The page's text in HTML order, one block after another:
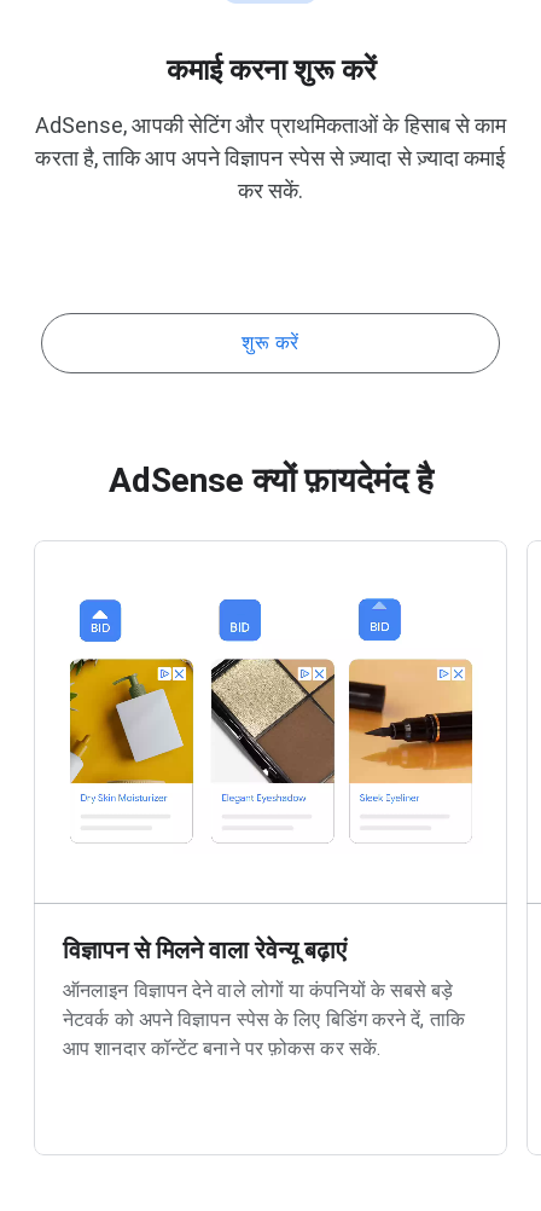
कमाई करना शुरू करें
AdSense, आपकी सेटिंग और प्राथमिकताओं के हिसाब से काम
करता है, ताकि आप अपने विज्ञापन स्पेस से ज़्यादा से ज़्यादा कमाई
कर सकें.
शुरू करें
AdSense क्यों फ़ायदेमंद है
विज्ञापन से मिलने वाला रेवेन्यू बढ़ाएं
ऑनलाइन विज्ञापन देने वाले लोगों या कंपनियों के सबसे बड़े
नेटवर्क को अपने विज्ञापन स्पेस के लिए बिडिंग करने दें, ताकि
आप शानदार कॉन्टेंट बनाने पर फ़ोकस कर सकें.